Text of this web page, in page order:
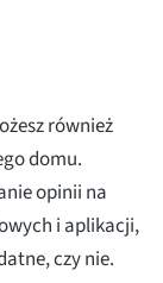
również
domu.
opinii na
i aplikacji,
czy nie.